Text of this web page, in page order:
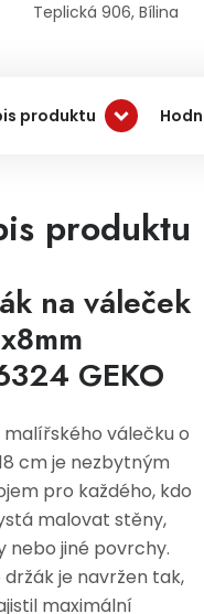
Teplická 906, Bílina
produktu
produktu
na váleček
GEKO
malířského válečku o
cm je nezbytným
pro každého, kdo
malovat stěny,
nebo jiné povrchy.
je navržen tak,
maximální